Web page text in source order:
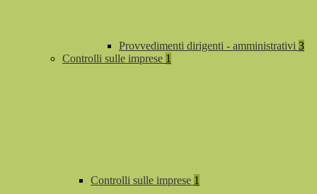
Provvedimenti dirigenti - amministrativi 3
Controlli sulle imprese 1
Controlli sulle imprese 1